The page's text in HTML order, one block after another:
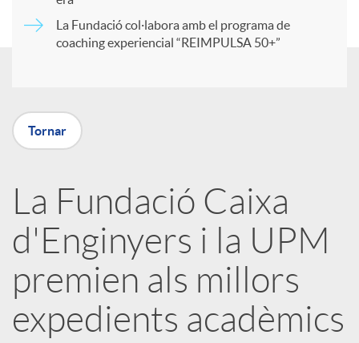
t
r
X
a
r
La Fundació col·labora amb el programa de
coaching experiencial “REIMPULSA 50+”
Tornar
La Fundació Caixa
d'Enginyers i la UPM
premien als millors
expedients acadèmics